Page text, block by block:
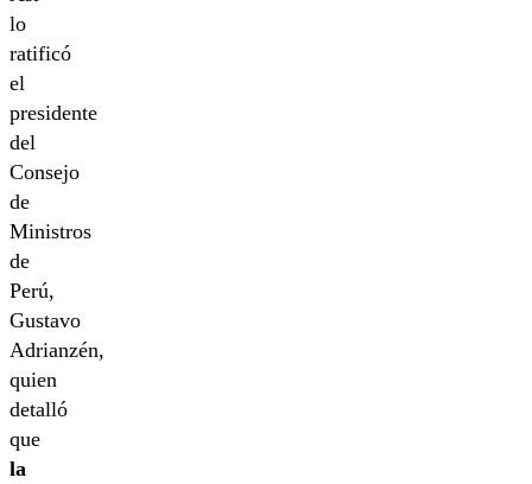
lo
ratificó
el
presidente
del
Consejo
de
Ministros
de
Perú,
Gustavo
Adrianzén,
quien
detalló
que
la